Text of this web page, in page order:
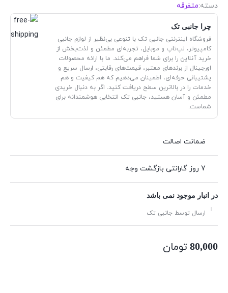
دسته:متفرقه
چرا جانبی تک
فروشگاه اینترنتی جانبی تک با تنوعی بی‌نظیر از لوازم جانبی
کامپیوتر، لپ‌تاپ و موبایل، تجربه‌ای مطمئن و لذت‌بخش از
خرید آنلاین را برای شما فراهم می‌کند. ما با ارائه محصولات
اورجینال از برندهای معتبر، قیمت‌های رقابتی، ارسال سریع و
پشتیبانی حرفه‌ای، اطمینان می‌دهیم که هم کیفیت و هم
خدمات را در بالاترین سطح دریافت کنید. اگر به دنبال خریدی
مطمئن و آسان هستید، جانبی تک انتخابی هوشمندانه برای
شماست.
ضمانت اصالت
7 روز گارانتی بازگشت وجه
در انبار موجود نمی باشد
ارسال توسط جانبی تک
80,000 تومان